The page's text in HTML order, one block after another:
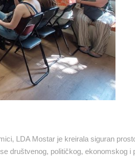
LDA Mostar je kreirala siguran
društvenog, političkog, ekonomskog i